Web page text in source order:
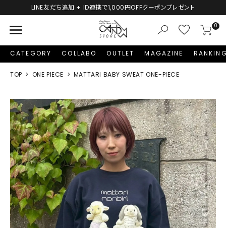
LINE友だち追加 + ID連携で1,000円OFFクーポンプレゼント
menu 0
CATEGORY COLLABO OUTLET MAGAZINE
TOP ONE PIECE MATTARI BABY SWEAT ONE-PIECE